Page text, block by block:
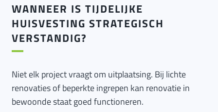
WANNEER IS TIJDELIJKE
HUISVESTING STRATEGISCH
VERSTANDIG?
Niet elk project vraagt om uitplaatsing. Bij lichte
renovaties of beperkte ingrepen kan renovatie in
bewoonde staat goed functioneren.